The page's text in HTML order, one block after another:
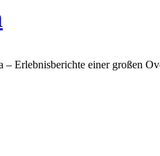
Erlebnisberichte einer großen